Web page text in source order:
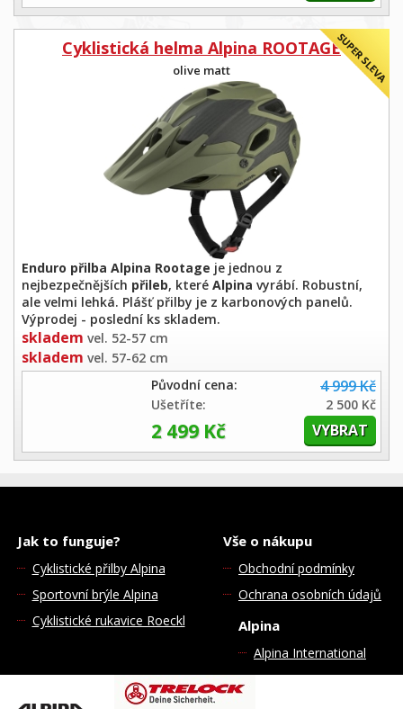
Cyklistická helma Alpina ROOTAGE
olive matt
Enduro přilba Alpina Rootage je jednou z
nejbezpečnějších přileb, které Alpina vyrábí. Robustní,
ale velmi lehká. Plášť přilby je z karbonových panelů.
Výprodej - poslední ks skladem.
skladem vel. 52-57 cm
skladem vel. 57-62 cm
Původní cena:
4 999 Kč
Ušetříte: 2 500 Kč
2 499 Kč VYBRAT
Jak to funguje?
Cyklistické přilby Alpina
Sportovní brýle Alpina
Cyklistické rukavice Roeckl
Vše o nákupu
Obchodní podmínky
Ochrana osobních údajů
Alpina
Alpina International